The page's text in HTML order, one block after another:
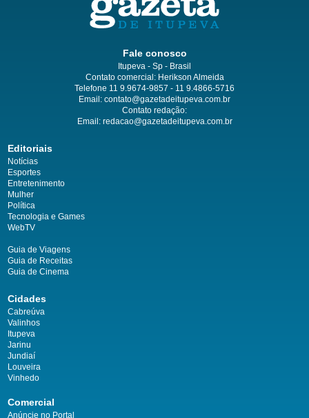
Fale conosco
Itupeva - Sp - Brasil
Contato comercial: Herikson Almeida
Telefone 11 9.9674-9857 - 11 9.4866-5716
Email: contato@gazetadeitupeva.com.br
Contato redação:
Email: redacao@gazetadeitupeva.com.br
Editoriais
Notícias
Esportes
Entretenimento
Mulher
Política
Tecnologia e Games
WebTV
Guia de Viagens
Guia de Receitas
Guia de Cinema
Cidades
Cabreúva
Valinhos
Itupeva
Jarinu
Jundiaí
Louveira
Vinhedo
Comercial
Anúncie no Portal